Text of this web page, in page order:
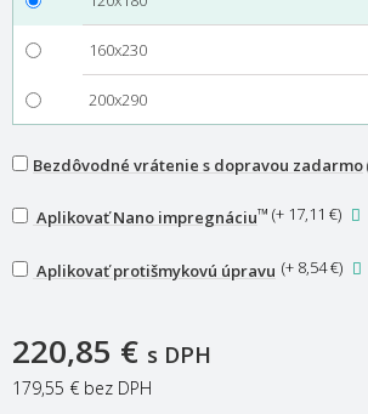
160x230
200x290
Aplikovať Nano impregnáciu™ (+ 17,11 €)
Aplikovať protišmykovú úpravu (+ 8,54 €)
Bezdôvodné vrátenie s dopravou zadarmo
220,85 € s DPH
179,55 € bez DPH